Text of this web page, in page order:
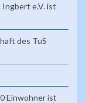
e.V. ist
des TuS
Einwohner ist